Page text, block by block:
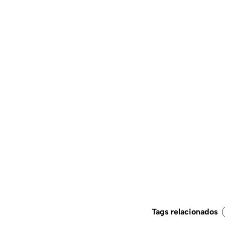
Tags relacionados